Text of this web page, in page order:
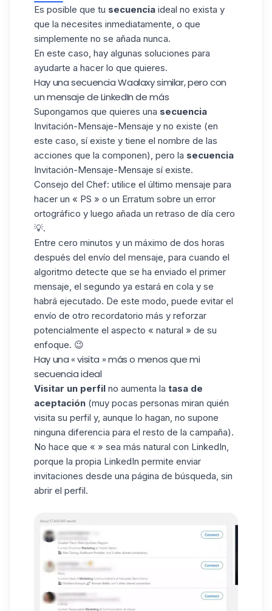
Es posible que tu secuencia ideal no exista y
que la necesites inmediatamente, o que
simplemente no se añada nunca.
En este caso, hay algunas soluciones para
ayudarte a hacer lo que quieres.
Hay una secuencia Waalaxy similar, pero con
un mensaje de LinkedIn de más
Supongamos que quieres una secuencia
Invitación-Mensaje-Mensaje y no existe (en
este caso, sí existe y tiene el nombre de las
acciones que la componen), pero la secuencia
Invitación-Mensaje-Mensaje sí existe.
Consejo del Chef: utilice el último mensaje para
hacer un « PS » o un Erratum sobre un error
ortográfico y luego añada un retraso de día cero
💡.
Entre cero minutos y un máximo de dos horas
después del envío del mensaje, para cuando el
algoritmo detecte que se ha enviado el primer
mensaje, el segundo ya estará en cola y se
habrá ejecutado. De este modo, puede evitar el
envío de otro recordatorio más y reforzar
potencialmente el aspecto « natural » de su
enfoque. 😉
Hay una « visita » más o menos que mi
secuencia ideal
Visitar un perfil no aumenta la tasa de
aceptación (muy pocas personas miran quién
visita su perfil y, aunque lo hagan, no supone
ninguna diferencia para el resto de la campaña).
No hace que « » sea más natural con LinkedIn,
porque la propia LinkedIn permite enviar
invitaciones desde una página de búsqueda, sin
abrir el perfil.